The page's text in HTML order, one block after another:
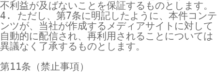
不利益が及ばないことを保証するものとします。
4. ただし、第7条に明記したように、本件コンテ
ンツが、当社が作成するメディアサイトに対して
自動的に配信され、再利用されることについては
異議なく了承するものとします。
第11条（禁止事項）